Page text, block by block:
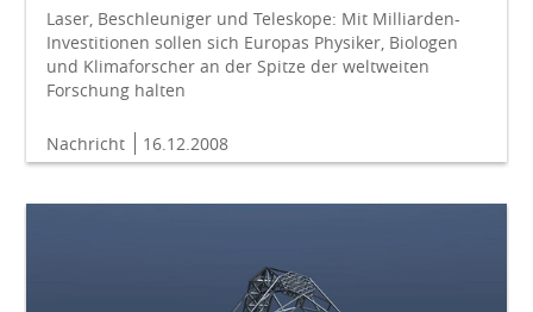
Laser, Beschleuniger und Teleskope: Mit Milliarden-
Investitionen sollen sich Europas Physiker, Biologen
und Klimaforscher an der Spitze der weltweiten
Forschung halten
Nachricht 16.12.2008